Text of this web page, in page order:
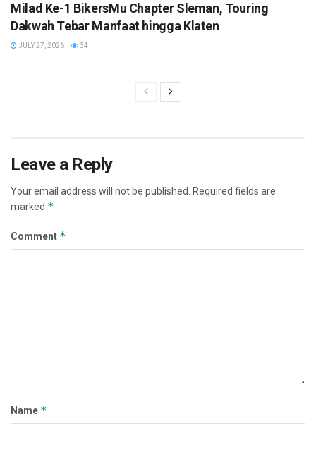
Milad Ke-1 BikersMu Chapter Sleman, Touring
Dakwah Tebar Manfaat hingga Klaten
JULY 27, 2026 34
Leave a Reply
Your email address will not be published. Required fields are
marked *
Comment *
Name *